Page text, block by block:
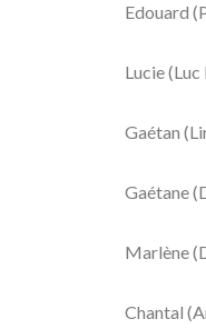
Edouard
Lucie
Gaétan
Gaétane
Marlène
Chantal